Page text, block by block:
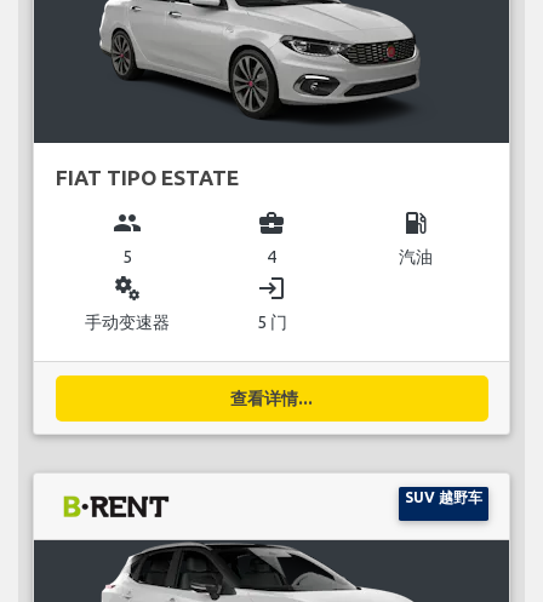
FIAT TIPO ESTATE
group
5
business_center
4
local_gas_station
汽油
miscellaneous_services
手动变速器
login
5 门
查看详情...
SUV 越野车